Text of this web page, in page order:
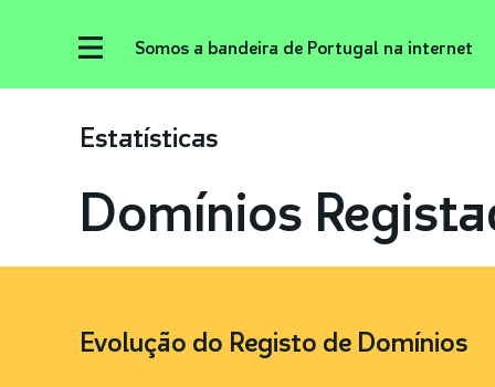
Somos a bandeira de Portugal na internet
Estatísticas
Domínios
Evolução do Registo de Domínios